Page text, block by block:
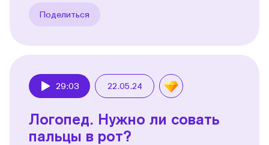
Поделиться
29:03 22.05.24
Логопед. Нужно ли совать
пальцы в рот?